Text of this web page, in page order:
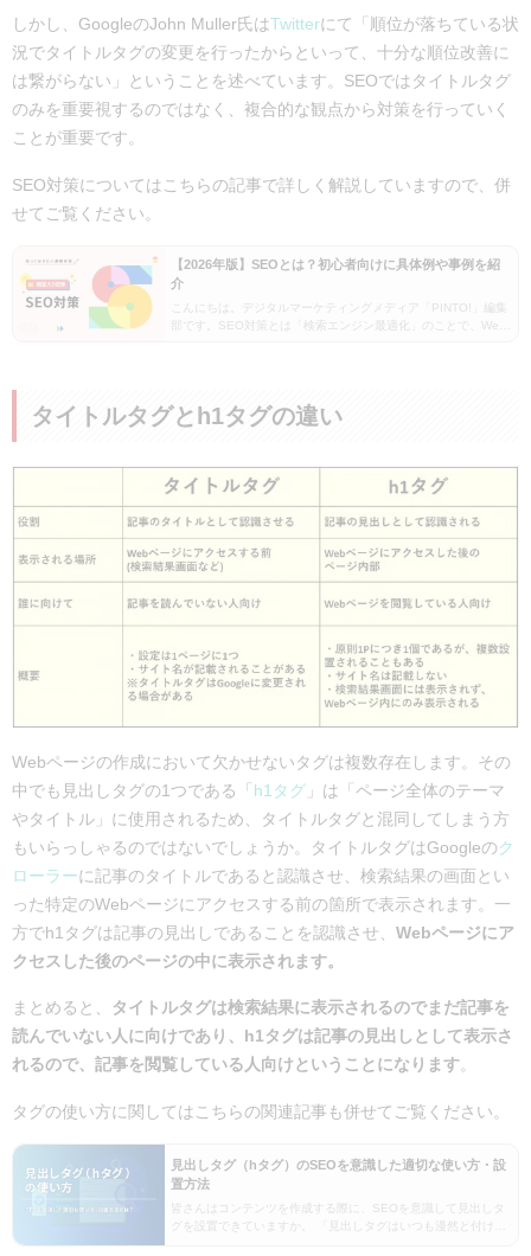
他社サイトと被るキーワードはつけない
ユーザーが求めていない部分をフィーチャーしない
まとめ:タイトルタグを効果的に設定しよう！
しかし、GoogleのJohn Muller氏はTwitterにて「順位が落ちている状
況でタイトルタグの変更を行ったからといって、十分な順位改善に
は繋がらない」ということを述べています。SEOではタイトルタグ
のみを重要視するのではなく、複合的な観点から対策を行っていく
ことが重要です。
SEO対策についてはこちらの記事で詳しく解説していますので、併
せてご覧ください。
【2026年版】SEOとは？初心者向けに具体例や事例を紹
介
こんにちは。デジタルマーケティングメディア「PINTO!」編集
部です。SEO対策とは「検索エンジン最適化」のことで、Web
タイトルタグとh1タグの違い
Webページの作成において欠かせないタグは複数存在します。その
中でも見出しタグの1つである「 h1タグ 」は「ページ全体のテーマ
やタイトル」に使用されるため、タイトルタグと混同してしまう方
もいらっしゃるのではないでしょうか。タイトルタグはGoogleのク
ローラーに記事のタイトルであると認識させ、検索結果の画面とい
った特定のWebページにアクセスする前の箇所で表示されます。一
方でh1タグは記事の見出しであることを認識させ、 Webページにア
クセスした後のページの中に表示されます。
まとめると、
タイトルタグは検索結果に表示されるのでまだ記事を
読んでいない人に向けであり、h1タグは記事の見出しとして表示さ
れるので、記事を閲覧している人向けということになります。
タグの使い方に関してはこちらの関連記事も併せてご覧ください。
見出しタグ（hタグ）のSEOを意識した適切な使い方・設
置方法
皆さんはコンテンツを作成する際に、SEOを意識して見出しタ
グを設置できていますか。 「見出しタグはいつも漫然と付けて